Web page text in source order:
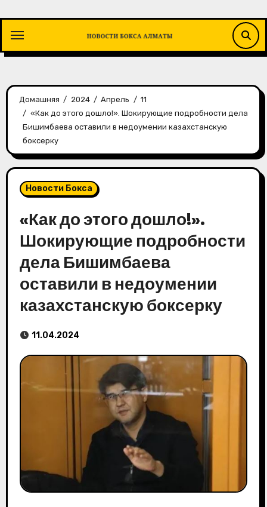
содержимому
Домашняя 2024 Апрель
11
«Как до этого дошло!». Шокирующие подробности дела
Бишимбаева оставили в недоумении казахстанскую
боксерку
Новости Бокса
«Как до этого дошло!».
Шокирующие подробности
дела Бишимбаева
оставили в недоумении
казахстанскую боксерку
11.04.2024